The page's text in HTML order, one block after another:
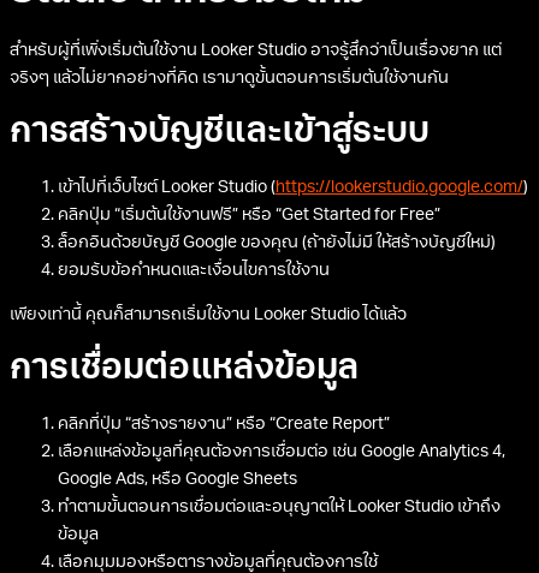
สำหรับผู้ที่เพิ่งเริ่มต้นใช้งาน Looker Studio อาจรู้สึกว่าเป็นเรื่องยาก แต่
จริงๆ แล้วไม่ยากอย่างที่คิด เรามาดูขั้นตอนการเริ่มต้นใช้งานกัน
การสร้างบัญชีและเข้าสู่ระบบ
เข้าไปที่เว็บไซต์ Looker Studio ( https://lookerstudio.google.com/)
คลิกปุ่ม “เริ่มต้นใช้งานฟรี” หรือ “Get Started for Free”
ล็อกอินด้วยบัญชี Google ของคุณ (ถ้ายังไม่มี ให้สร้างบัญชีใหม่)
ยอมรับข้อกำหนดและเงื่อนไขการใช้งาน
เพียงเท่านี้ คุณก็สามารถเริ่มใช้งาน Looker Studio ได้แล้ว
การเชื่อมต่อแหล่งข้อมูล
คลิกที่ปุ่ม “สร้างรายงาน” หรือ “Create Report”
เลือกแหล่งข้อมูลที่คุณต้องการเชื่อมต่อ เช่น Google Analytics 4,
Google Ads, หรือ Google Sheets
ทำตามขั้นตอนการเชื่อมต่อและอนุญาตให้ Looker Studio เข้าถึง
ข้อมูล
เลือกมุมมองหรือตารางข้อมูลที่คุณต้องการใช้